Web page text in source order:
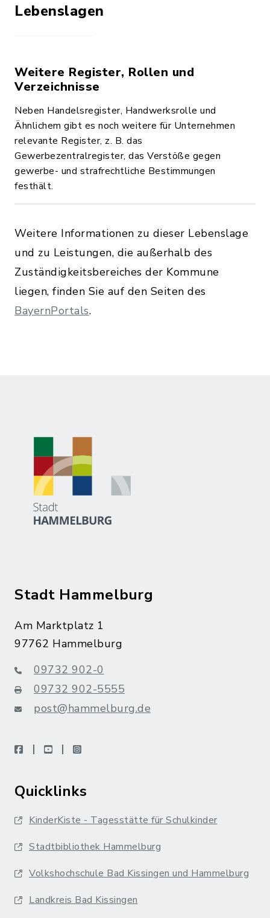
Lebenslagen
Weitere Register, Rollen und
Verzeichnisse
Neben Handelsregister, Handwerksrolle und
Ähnlichem gibt es noch weitere für Unternehmen
relevante Register, z. B. das
Gewerbezentralregister, das Verstöße gegen
gewerbe- und strafrechtliche Bestimmungen
festhält.
Weitere Informationen zu dieser Lebenslage
und zu Leistungen, die außerhalb des
Zuständigkeitsbereiches der Kommune
liegen, finden Sie auf den Seiten des
BayernPortals.
Stadt Hammelburg
Am Marktplatz 1
97762 Hammelburg
09732 902-0
09732 902-5555
post@hammelburg.de
facebookyoutubeinstagram
Quicklinks
KinderKiste - Tagesstätte für Schulkinder
Stadtbibliothek Hammelburg
Volkshochschule Bad Kissingen und Hammelburg
Landkreis Bad Kissingen